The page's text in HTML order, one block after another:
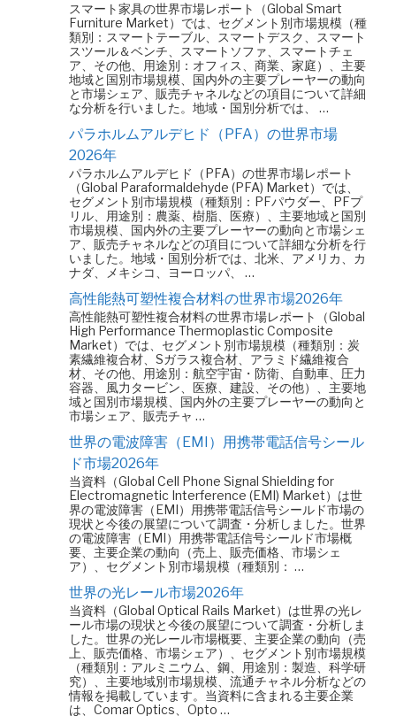
スマート家具の世界市場レポート（Global Smart
Furniture Market）では、セグメント別市場規模（種
類別：スマートテーブル、スマートデスク、スマート
スツール＆ベンチ、スマートソファ、スマートチェ
ア、その他、用途別：オフィス、商業、家庭）、主要
地域と国別市場規模、国内外の主要プレーヤーの動向
と市場シェア、販売チャネルなどの項目について詳細
な分析を行いました。地域・国別分析では、 …
パラホルムアルデヒド（PFA）の世界市場
2026年
パラホルムアルデヒド（PFA）の世界市場レポート
（Global Paraformaldehyde (PFA) Market）では、
セグメント別市場規模（種類別：PFパウダー、PFプ
リル、用途別：農薬、樹脂、医療）、主要地域と国別
市場規模、国内外の主要プレーヤーの動向と市場シェ
ア、販売チャネルなどの項目について詳細な分析を行
いました。地域・国別分析では、北米、アメリカ、カ
ナダ、メキシコ、ヨーロッパ、 …
高性能熱可塑性複合材料の世界市場2026年
高性能熱可塑性複合材料の世界市場レポート（Global
High Performance Thermoplastic Composite
Market）では、セグメント別市場規模（種類別：炭
素繊維複合材、Sガラス複合材、アラミド繊維複合
材、その他、用途別：航空宇宙・防衛、自動車、圧力
容器、風力タービン、医療、建設、その他）、主要地
域と国別市場規模、国内外の主要プレーヤーの動向と
市場シェア、販売チャ …
世界の電波障害（EMI）用携帯電話信号シール
ド市場2026年
当資料（Global Cell Phone Signal Shielding for
Electromagnetic Interference (EMI) Market）は世
界の電波障害（EMI）用携帯電話信号シールド市場の
現状と今後の展望について調査・分析しました。世界
の電波障害（EMI）用携帯電話信号シールド市場概
要、主要企業の動向（売上、販売価格、市場シェ
ア）、セグメント別市場規模（種類別： …
世界の光レール市場2026年
当資料（Global Optical Rails Market）は世界の光レ
ール市場の現状と今後の展望について調査・分析しま
した。世界の光レール市場概要、主要企業の動向（売
上、販売価格、市場シェア）、セグメント別市場規模
（種類別：アルミニウム、鋼、用途別：製造、科学研
究）、主要地域別市場規模、流通チャネル分析などの
情報を掲載しています。当資料に含まれる主要企業
は、Comar Optics、Opto …